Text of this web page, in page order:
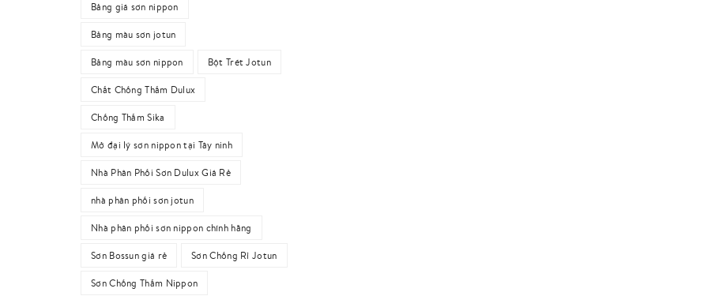
Bảng giá sơn nippon
Bảng màu sơn jotun
Bảng màu sơn nippon Bột Trét Jotun
Chất Chống Thấm Dulux
Chống Thấm Sika
Mở đại lý sơn nippon tại Tây ninh
Nhà Phân Phối Sơn Dulux Giá Rẻ
nhà phân phối sơn jotun
Nhà phân phối sơn nippon chính hãng
Sơn Bossun giá rẻ Sơn Chống Rỉ Jotun
Sơn Chống Thấm Nippon